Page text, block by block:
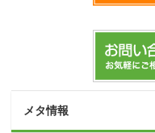
メタ情報